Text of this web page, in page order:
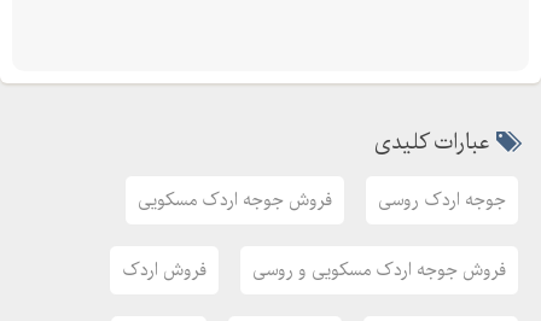
عبارات کلیدی
جوجه اردک روسی فروش جوجه اردک مسکویی
فروش جوجه اردک مسکویی و روسی فروش اردک